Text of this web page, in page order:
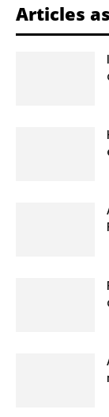
Articles